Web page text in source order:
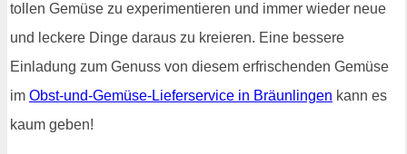
tollen Gemüse zu experimentieren und immer wieder neue
und leckere Dinge daraus zu kreieren. Eine bessere
Einladung zum Genuss von diesem erfrischenden Gemüse
im Obst-und-Gemüse-Lieferservice in Bräunlingen kann es
kaum geben!